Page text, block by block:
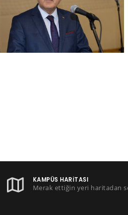
KAMPÜS HARITASI
Merak ettiğin yeri haritadan